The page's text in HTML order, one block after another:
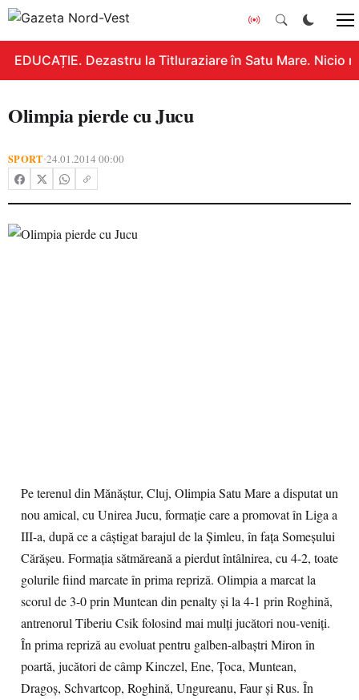
EDUCAȚIE. Dezastru la Titluraziare în Satu Mare. Nicio
Olimpia pierde cu Jucu
SPORT•24.01.2014 00:00
Pe terenul din Mănăştur, Cluj, Olimpia Satu Mare a disputat un
nou amical, cu Unirea Jucu, formaţie care a promovat în Liga a
III-a, după ce a câştigat barajul de la Şimleu, în faţa Someşului
Cărăşeu. Formaţia sătmăreană a pierdut întâlnirea, cu 4-2, toate
golurile fiind marcate în prima repriză. Olimpia a marcat la
scorul de 3-0 prin Muntean din penalty şi la 4-1 prin Roghină,
antrenorul Tiberiu Csik folosind mai mulţi jucători nou-veniţi.
În prima repriză au evoluat pentru galben-albaştri Miron în
poartă, jucători de câmp Kinczel, Ene, Ţoca, Muntean,
Dragoş, Schvartcop, Roghină, Ungureanu, Faur şi Rus. În